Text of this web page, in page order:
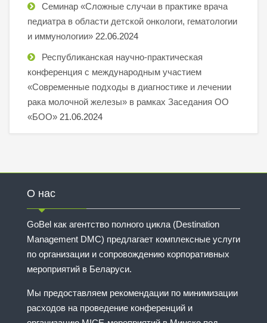
Семинар «Сложные случаи в практике врача
педиатра в области детской онкологи, гематологии
и иммунологии» 22.06.2024
Республиканская научно-практическая
конференция с международным участием
«Современные подходы в диагностике и лечении
рака молочной железы» в рамках Заседания ОО
«БОО» 21.06.2024
О нас
GoBel как агентство полного цикла (Destination
Management DMC) предлагает комплексные услуги
по организации и сопровождению корпоративных
мероприятий в Беларуси.
Мы предоставляем рекомендации по минимизации
расходов на проведение конференций и